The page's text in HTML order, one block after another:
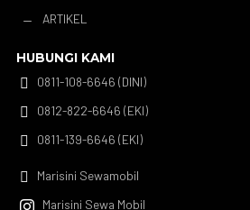
K ARTIKEL
HUBUNGI KAMI

0811-108-6646 (DINI)

0812-822-6646 (EKI)

0811-139-6646 (EKI)
 Marisini Sewamobil
 Marisini Sewa Mobil